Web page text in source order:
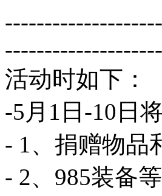
活动时如下：
-5月1日-10日
- 1、捐赠物品
- 2、985装备